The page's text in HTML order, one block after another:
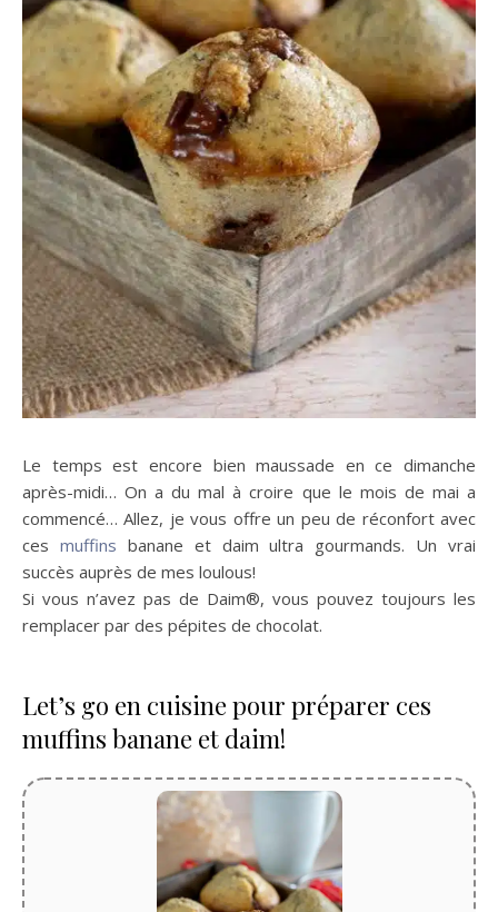
Le temps est encore bien maussade en ce dimanche
après-midi… On a du mal à croire que le mois de mai a
commencé… Allez, je vous offre un peu de réconfort avec
ces muffins banane et daim ultra gourmands. Un vrai
succès auprès de mes loulous!
Si vous n’avez pas de Daim®, vous pouvez toujours les
remplacer par des pépites de chocolat.
Let’s go en cuisine pour préparer ces
muffins banane et daim!